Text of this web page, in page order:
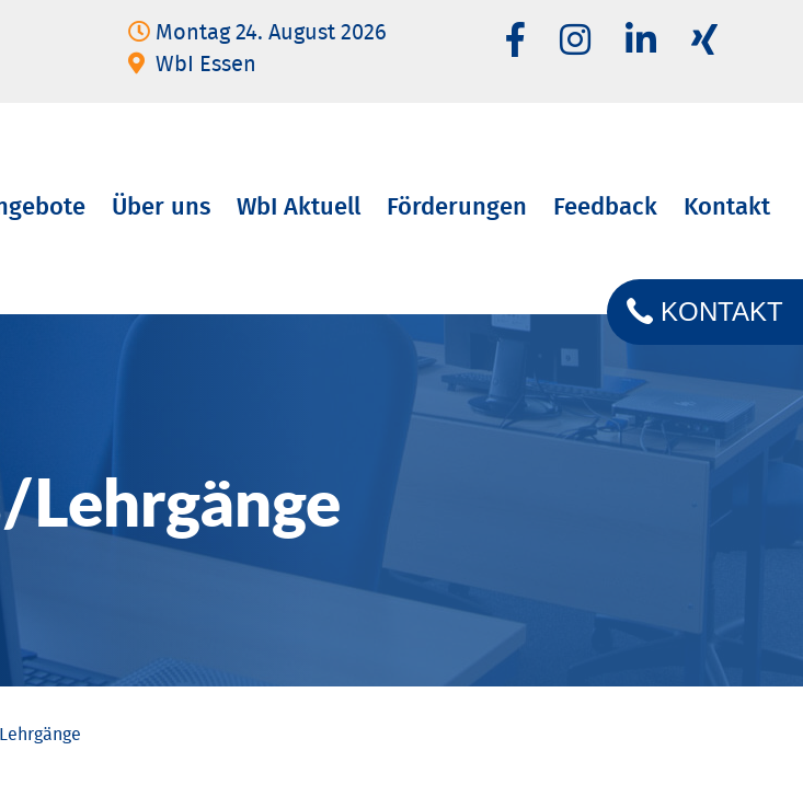
Montag 24. August 2026
WbI Essen
Über uns WbI Aktuell Förderungen Feedback Kontakt
­Lehrgänge
KONTAKT